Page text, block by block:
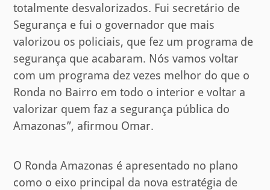
totalmente desvalorizados. Fui secretário de
Segurança e fui o governador que mais
valorizou os policiais, que fez um programa de
segurança que acabaram. Nós vamos voltar
com um programa dez vezes melhor do que o
Ronda no Bairro em todo o interior e voltar a
valorizar quem faz a segurança pública do
Amazonas”, afirmou Omar.
O Ronda Amazonas é apresentado no plano
como o eixo principal da nova estratégia de